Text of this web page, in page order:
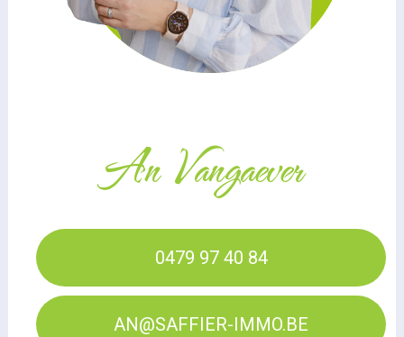
An Vangaever
0479 97 40 84
AN@SAFFIER-IMMO.BE